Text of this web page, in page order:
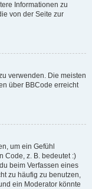
Informationen zu
von der Seite zur
verwenden. Die meisten
über BBCode erreicht
um ein Gefühl
Code, z. B. bedeutet :)
beim Verfassen eines
zu häufig zu benutzen,
ein Moderator könnte